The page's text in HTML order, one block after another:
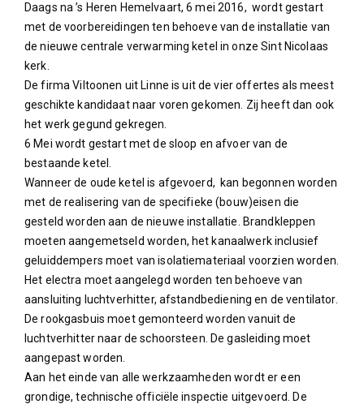
Daags na ’s Heren Hemelvaart, 6 mei 2016, wordt gestart
met de voorbereidingen ten behoeve van de installatie van
de nieuwe centrale verwarming ketel in onze Sint Nicolaas
kerk.
De firma Viltoonen uit Linne is uit de vier offertes als meest
geschikte kandidaat naar voren gekomen. Zij heeft dan ook
het werk gegund gekregen.
6 Mei wordt gestart met de sloop en afvoer van de
bestaande ketel.
Wanneer de oude ketel is afgevoerd, kan begonnen worden
met de realisering van de specifieke (bouw)eisen die
gesteld worden aan de nieuwe installatie. Brandkleppen
moeten aangemetseld worden, het kanaalwerk inclusief
geluiddempers moet van isolatiemateriaal voorzien worden.
Het electra moet aangelegd worden ten behoeve van
aansluiting luchtverhitter, afstandbediening en de ventilator.
De rookgasbuis moet gemonteerd worden vanuit de
luchtverhitter naar de schoorsteen. De gasleiding moet
aangepast worden.
Aan het einde van alle werkzaamheden wordt er een
grondige, technische officiële inspectie uitgevoerd. De